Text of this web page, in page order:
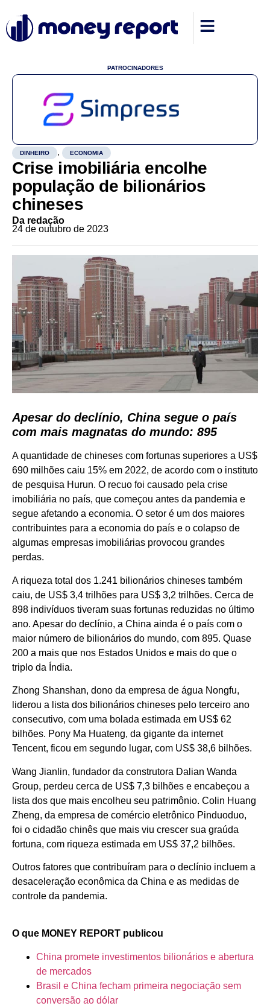
PATROCINADORES
DINHEIRO , ECONOMIA
Crise imobiliária encolhe
população de bilionários
chineses
Da redação
24 de outubro de 2023
Apesar do declínio, China segue o país
com mais magnatas do mundo: 895
A quantidade de chineses com fortunas superiores a US$
690 milhões caiu 15% em 2022, de acordo com o instituto
de pesquisa Hurun. O recuo foi causado pela crise
imobiliária no país, que começou antes da pandemia e
segue afetando a economia. O setor é um dos maiores
contribuintes para a economia do país e o colapso de
algumas empresas imobiliárias provocou grandes
perdas.
A riqueza total dos 1.241 bilionários chineses também
caiu, de US$ 3,4 trilhões para US$ 3,2 trilhões. Cerca de
898 indivíduos tiveram suas fortunas reduzidas no último
ano. Apesar do declínio, a China ainda é o país com o
maior número de bilionários do mundo, com 895. Quase
200 a mais que nos Estados Unidos e mais do que o
triplo da Índia.
Zhong Shanshan, dono da empresa de água Nongfu,
liderou a lista dos bilionários chineses pelo terceiro ano
consecutivo, com uma bolada estimada em US$ 62
bilhões. Pony Ma Huateng, da gigante da internet
Tencent, ficou em segundo lugar, com US$ 38,6 bilhões.
Wang Jianlin, fundador da construtora Dalian Wanda
Group, perdeu cerca de US$ 7,3 bilhões e encabeçou a
lista dos que mais encolheu seu patrimônio. Colin Huang
Zheng, da empresa de comércio eletrônico Pinduoduo,
foi o cidadão chinês que mais viu crescer sua graúda
fortuna, com riqueza estimada em US$ 37,2 bilhões.
Outros fatores que contribuíram para o declínio incluem a
desaceleração econômica da China e as medidas de
controle da pandemia.
O que MONEY REPORT publicou
China promete investimentos bilionários e abertura
de mercados
Brasil e China fecham primeira negociação sem
conversão ao dólar